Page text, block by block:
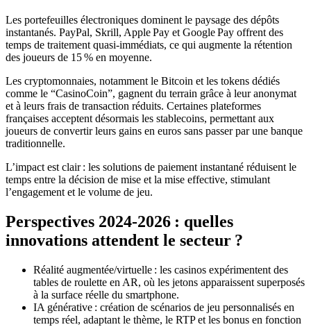
Les portefeuilles électroniques dominent le paysage des dépôts
instantanés. PayPal, Skrill, Apple Pay et Google Pay offrent des
temps de traitement quasi‑immédiats, ce qui augmente la rétention
des joueurs de 15 % en moyenne.
Les cryptomonnaies, notamment le Bitcoin et les tokens dédiés
comme le “CasinoCoin”, gagnent du terrain grâce à leur anonymat
et à leurs frais de transaction réduits. Certaines plateformes
françaises acceptent désormais les stablecoins, permettant aux
joueurs de convertir leurs gains en euros sans passer par une banque
traditionnelle.
L’impact est clair : les solutions de paiement instantané réduisent le
temps entre la décision de mise et la mise effective, stimulant
l’engagement et le volume de jeu.
Perspectives 2024‑2026 : quelles
innovations attendent le secteur ?
Réalité augmentée/virtuelle : les casinos expérimentent des
tables de roulette en AR, où les jetons apparaissent superposés
à la surface réelle du smartphone.
IA générative : création de scénarios de jeu personnalisés en
temps réel, adaptant le thème, le RTP et les bonus en fonction